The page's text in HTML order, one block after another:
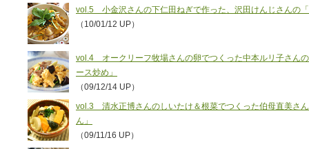
vol.5 小金沢さんの下仁田ねぎで作った、沢田けんじさんの
（10/01/12 UP）
vol.4 オークリーフ牧場さんの卵でつくった中本ルリ子さん
ース炒め」
（09/12/14 UP）
vol.3 清水正博さんのしいたけ＆根菜でつくった伯母直美さ
ん」
（09/11/16 UP）